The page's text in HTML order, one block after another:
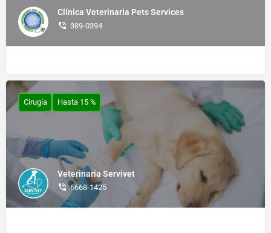
Clínica Veterinaria Pets Services
389-0394
Veterinaria Servivet
6668-1425
Cirugía Hasta 15 %